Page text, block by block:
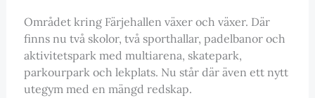
Området kring Färjehallen växer och växer. Där
finns nu två skolor, två sporthallar, padelbanor och
aktivitetspark med multiarena, skatepark,
parkourpark och lekplats. Nu står där även ett nytt
utegym med en mängd redskap.